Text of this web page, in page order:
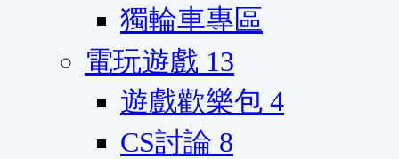
獨輪車專區
電玩遊戲 13
遊戲歡樂包 4
CS討論 8